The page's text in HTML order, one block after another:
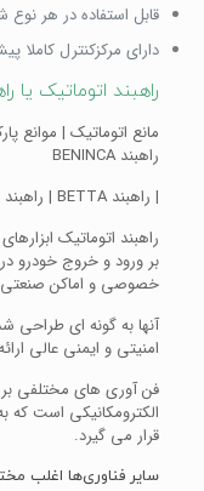
قابل استفاده در هر
دارای مرکزکنترل کاملا
راهبند اتوماتیک
راهبند BENINCA
| راهبند BETTA | راهبند FAAC | راهبند BFT | راهبند NICE
راهبند اتوماتیک
بر ورود و خروج خودرو
خصوصی و اماکن صنعتی
آنها به گونه ای طراحی
امنیتی و ایمنی عالی
فن آوری های مختلفی
الکترومکانیکی است که
قرار می گیرد.
سایر فناوری‌ها اغلب